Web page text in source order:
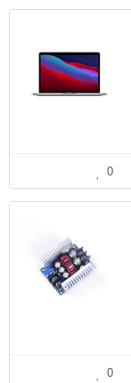
0
0